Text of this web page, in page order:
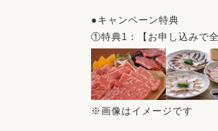
●キャンペーン特典
①特典1：【お申し込みで
※画像はイメージです